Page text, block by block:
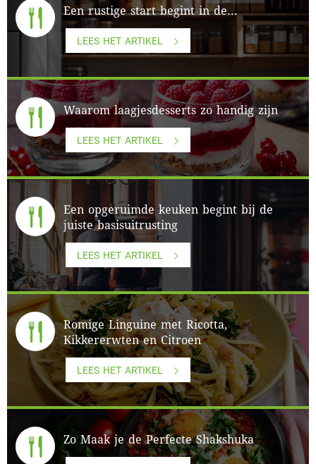
Een rustige start begint in de...
LEES HET ARTIKEL
Waarom laagjesdesserts zo handig zijn
LEES HET ARTIKEL
Een opgeruimde keuken begint bij de
juiste basisuitrusting
LEES HET ARTIKEL
Romige Linguine met Ricotta,
Kikkererwten en Citroen
LEES HET ARTIKEL
Zo Maak je de Perfecte Shakshuka